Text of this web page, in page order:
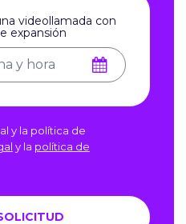
videollamada con
expansión
y la política de
y la política de